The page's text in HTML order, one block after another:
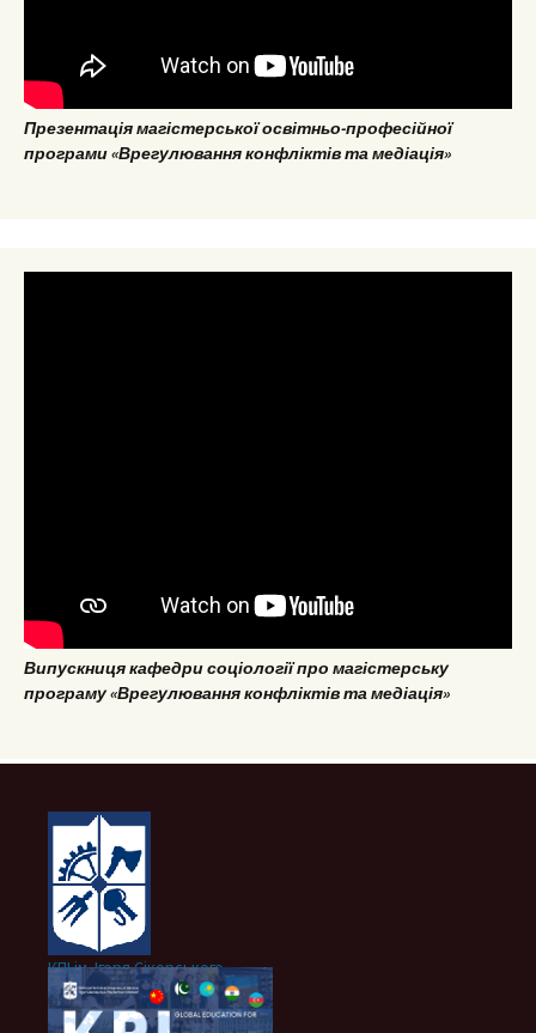
Презентація магістерської освітньо-професійної
програми «Врегулювання конфліктів та медіація»
Випускниця кафедри соціології про магістерську
програму «Врегулювання конфліктів та медіація»
КПІ ім. Ігоря Сікорського